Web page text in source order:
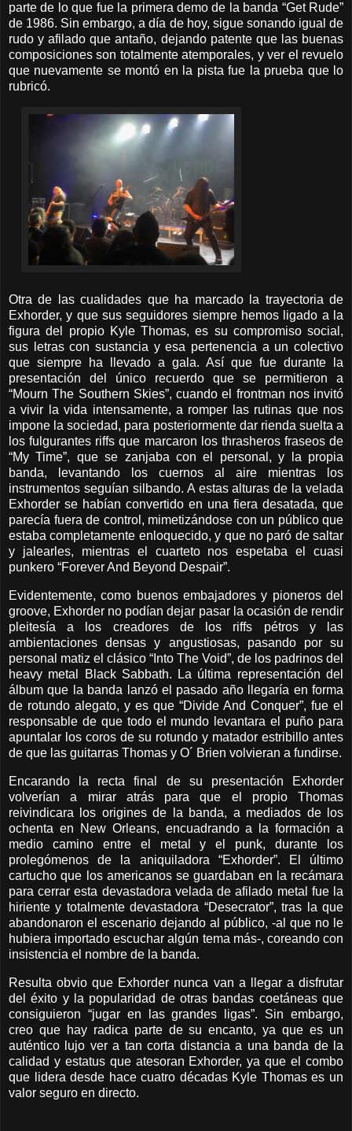
parte de lo que fue la primera demo de la banda “Get Rude”
de 1986. Sin embargo, a día de hoy, sigue sonando igual de
rudo y afilado que antaño, dejando patente que las buenas
composiciones son totalmente atemporales, y ver el revuelo
que nuevamente se montó en la pista fue la prueba que lo
rubricó.
Otra de las cualidades que ha marcado la trayectoria de
Exhorder, y que sus seguidores siempre hemos ligado a la
figura del propio Kyle Thomas, es su compromiso social,
sus letras con sustancia y esa pertenencia a un colectivo
que siempre ha llevado a gala. Así que fue durante la
presentación del único recuerdo que se permitieron a
“Mourn The Southern Skies”, cuando el frontman nos invitó
a vivir la vida intensamente, a romper las rutinas que nos
impone la sociedad, para posteriormente dar rienda suelta a
los fulgurantes riffs que marcaron los thrasheros fraseos de
“My Time”, que se zanjaba con el personal, y la propia
banda, levantando los cuernos al aire mientras los
instrumentos seguían silbando. A estas alturas de la velada
Exhorder se habían convertido en una fiera desatada, que
parecía fuera de control, mimetizándose con un público que
estaba completamente enloquecido, y que no paró de saltar
y jalearles, mientras el cuarteto nos espetaba el cuasi
punkero “Forever And Beyond Despair”.
Evidentemente, como buenos embajadores y pioneros del
groove, Exhorder no podían dejar pasar la ocasión de rendir
pleitesía a los creadores de los riffs pétros y las
ambientaciones densas y angustiosas, pasando por su
personal matiz el clásico “Into The Void”, de los padrinos del
heavy metal Black Sabbath. La última representación del
álbum que la banda lanzó el pasado año llegaría en forma
de rotundo alegato, y es que “Divide And Conquer”, fue el
responsable de que todo el mundo levantara el puño para
apuntalar los coros de su rotundo y matador estribillo antes
de que las guitarras Thomas y O´ Brien volvieran a fundirse.
Encarando la recta final de su presentación Exhorder
volverían a mirar atrás para que el propio Thomas
reivindicara los origines de la banda, a mediados de los
ochenta en New Orleans, encuadrando a la formación a
medio camino entre el metal y el punk, durante los
prolegómenos de la aniquiladora “Exhorder”. El último
cartucho que los americanos se guardaban en la recámara
para cerrar esta devastadora velada de afilado metal fue la
hiriente y totalmente devastadora “Desecrator”, tras la que
abandonaron el escenario dejando al público, -al que no le
hubiera importado escuchar algún tema más-, coreando con
insistencia el nombre de la banda.
Resulta obvio que Exhorder nunca van a llegar a disfrutar
del éxito y la popularidad de otras bandas coetáneas que
consiguieron “jugar en las grandes ligas”. Sin embargo,
creo que hay radica parte de su encanto, ya que es un
auténtico lujo ver a tan corta distancia a una banda de la
calidad y estatus que atesoran Exhorder, ya que el combo
que lidera desde hace cuatro décadas Kyle Thomas es un
valor seguro en directo.